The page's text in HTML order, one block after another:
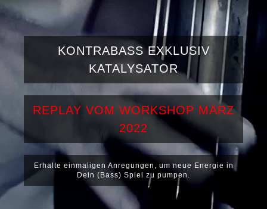
KONTRABASS EXKLUSIV
KATALYSATOR
REPLAY VOM WORKSHOP MÄRZ
2022
Erhalte einmaligen Anregungen, um neue Energie in
Dein (Bass) Spiel zu pumpen.